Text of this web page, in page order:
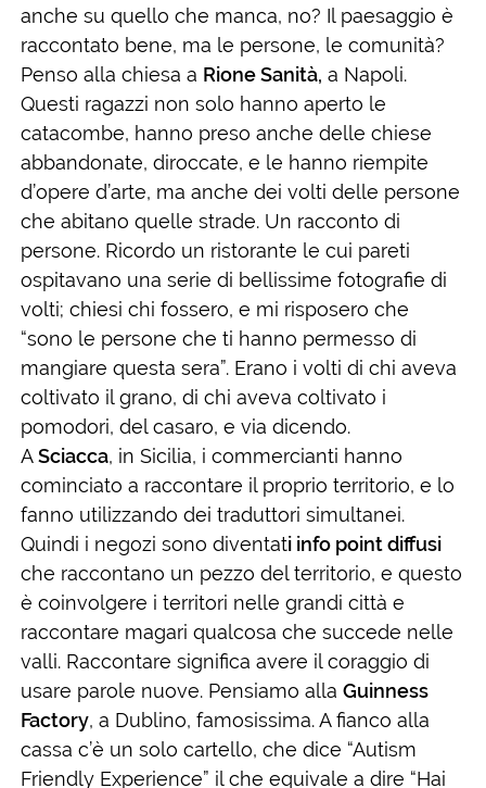
anche su quello che manca, no? Il paesaggio è
raccontato bene, ma le persone, le comunità?
Penso alla chiesa a Rione Sanità, a Napoli.
Questi ragazzi non solo hanno aperto le
catacombe, hanno preso anche delle chiese
abbandonate, diroccate, e le hanno riempite
d’opere d’arte, ma anche dei volti delle persone
che abitano quelle strade. Un racconto di
persone. Ricordo un ristorante le cui pareti
ospitavano una serie di bellissime fotografie di
volti; chiesi chi fossero, e mi risposero che
“sono le persone che ti hanno permesso di
mangiare questa sera”. Erano i volti di chi aveva
coltivato il grano, di chi aveva coltivato i
pomodori, del casaro, e via dicendo.
ASciacca, in Sicilia, i commercianti hanno
cominciato a raccontare il proprio territorio, e lo
fanno utilizzando dei traduttori simultanei.
Quindi i negozi sono diventati info point diffusi
che raccontano un pezzo del territorio, e questo
è coinvolgere i territori nelle grandi città e
raccontare magari qualcosa che succede nelle
valli. Raccontare significa avere il coraggio di
usare parole nuove. Pensiamo alla Guinness
Factory, a Dublino, famosissima. A fianco alla
cassa c’è un solo cartello, che dice “Autism
Friendly Experience” il che equivale a dire “Hai